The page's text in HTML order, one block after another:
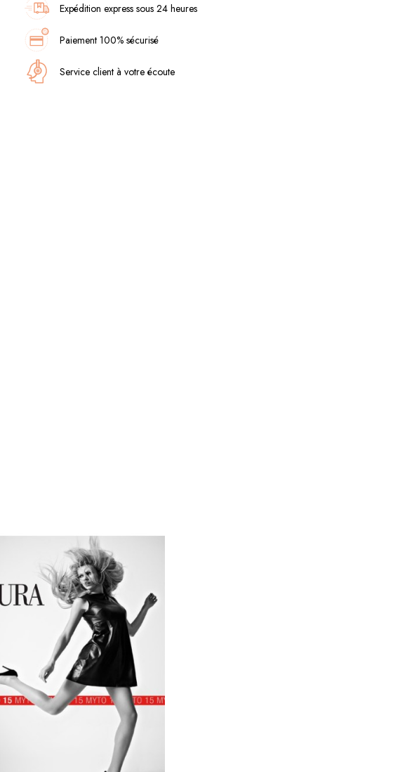
Expédition express sous 24 heures
Paiement 100% sécurisé
Service client à votre écoute